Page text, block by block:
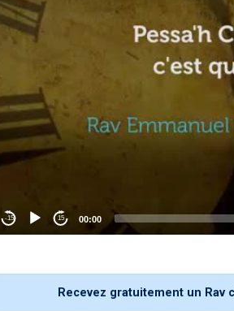
Recevez gratuitement un